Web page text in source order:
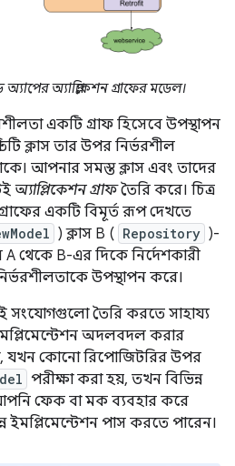
অ্যাপের অ্যাপ্লিকেশন গ্রাফের মডেল।
একটি গ্রাফ হিসেবে উপস্থাপন
ক্লাস তার উপর নির্ভরশীল
আপনার সমস্ত ক্লাস এবং তাদের
অ্যাপ্লিকেশন গ্রাফতৈরি করে। চিত্র
একটি বিমূর্ত রূপ দেখতে
) ক্লাস B ( Repository )-
থেকে B-এর দিকে নির্দেশকারী
উপস্থাপন করে।
সংযোগগুলো তৈরি করতে সাহায্য
অদলবদল করার
যখন কোনো রিপোজিটরির উপর
পরীক্ষা করা হয়, তখন বিভিন্ন
ফেক বা মক ব্যবহার করে
ইমপ্লিমেন্টেশন পাস করতে পারেন।